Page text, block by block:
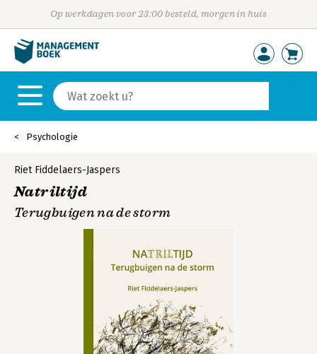
Op werkdagen voor 23:00 besteld, morgen in huis
Psychologie
Riet Fiddelaers-Jaspers
Natriltijd
Terugbuigen na de storm